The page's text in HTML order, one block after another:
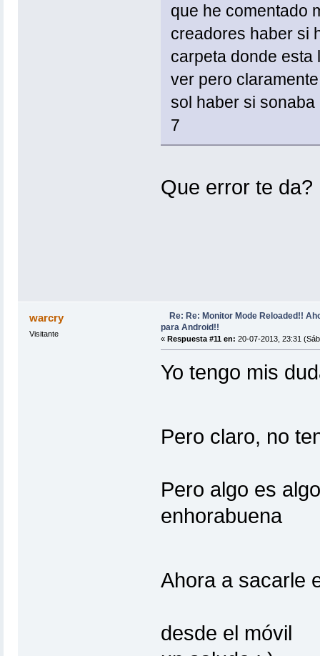
que he comentado
creadores haber si
carpeta donde esta
ver pero
sol haber si sonaba
7
Que error te
warcry
Visitante
Re: Re: Monitor Mode Reloaded!!
para Android!!
« Respuesta #11 en: 20-07-2013, 23:31
Yo tengo mis
Pero claro, no
Pero algo es
enhorabuena
Ahora a sacarle
desde el móvil